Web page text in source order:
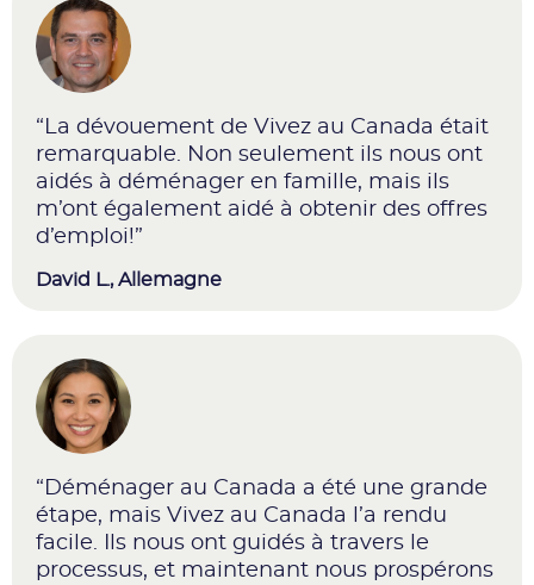
“La dévouement de Vivez au Canada était
remarquable. Non seulement ils nous ont
aidés à déménager en famille, mais ils
m’ont également aidé à obtenir des offres
d’emploi!”
David L., Allemagne
“Déménager au Canada a été une grande
étape, mais Vivez au Canada l’a rendu
facile. Ils nous ont guidés à travers le
processus, et maintenant nous prospérons